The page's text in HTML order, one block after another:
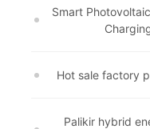
Smart
Hot sale factory
Palikir hybrid